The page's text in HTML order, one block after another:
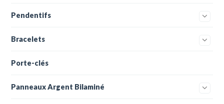
Pendentifs
Bracelets
Porte-clés
Panneaux Argent Bilaminé